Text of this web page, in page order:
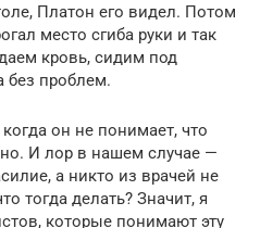
Платон его видел. Потом
место сгиба руки и так
кровь, сидим под
без проблем.
он не понимает, что
И лор в нашем случае —
а никто из врачей не
тогда делать? Значит, я
которые понимают эту